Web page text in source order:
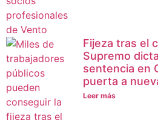
Fijeza tras el
Supremo
sentencia en
puerta a
Leer más